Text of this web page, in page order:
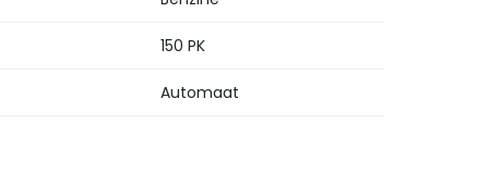
150 PK
Automaat